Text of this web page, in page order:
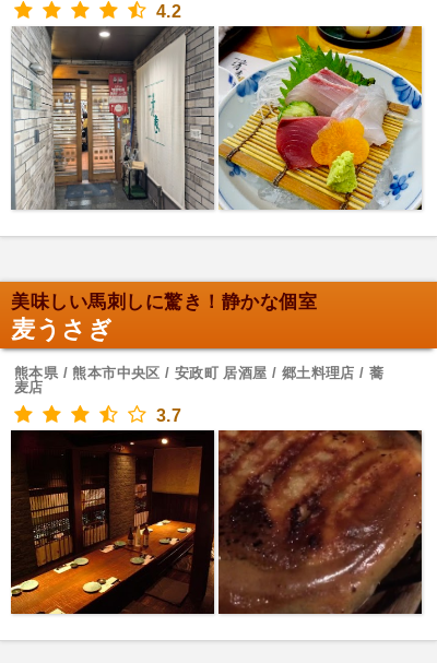
4.2
美味しい馬刺しに驚き！静かな個室
麦うさぎ
熊本県 / 熊本市中央区 / 安政町 居酒屋 / 郷土料理店 / 蕎
麦店
3.7